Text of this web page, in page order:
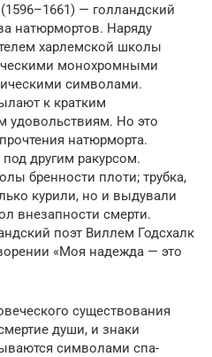
— голландский
натюрмортов. Наряду
хар­лемской школы
монохромными
символами.
к кратким
удовольствиям. Но это
натюрморта.
другим ракурсом.
бренности плоти; трубка,
курили, но и выдували
внезапности смерти.
поэт Виллем Годсхалк
«Моя надежда — это
существования
души, и знаки
символами спа­